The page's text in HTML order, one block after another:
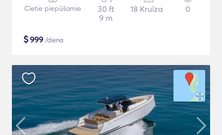
Cietie piepūšamie
30 ft
9 m
18 Kruīza 0
$999 /diena